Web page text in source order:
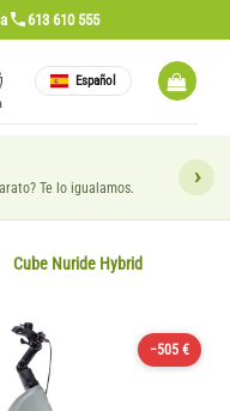
613 610 555
Español
Te lo igualamos.
Cube Nuride Hybrid
−505 €